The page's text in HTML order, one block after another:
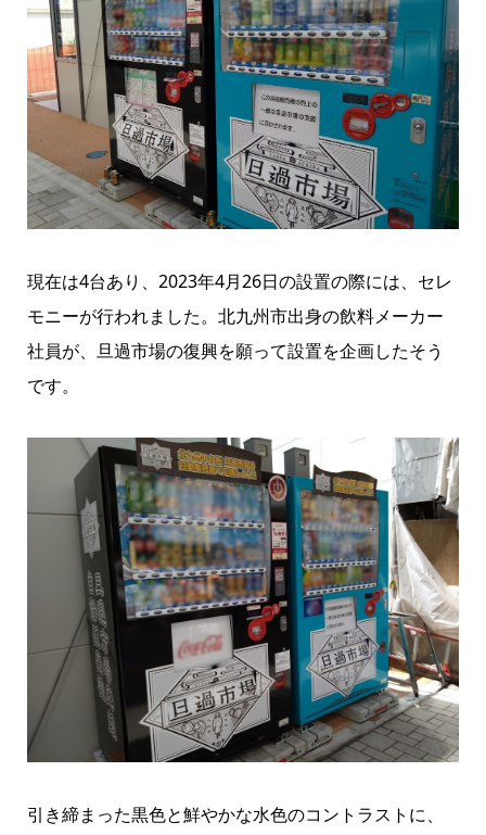
現在は4台あり、2023年4月26日の設置の際には、セレ
モニーが行われました。北九州市出身の飲料メーカー
社員が、旦過市場の復興を願って設置を企画したそう
です。
引き締まった黒色と鮮やかな水色のコントラストに、